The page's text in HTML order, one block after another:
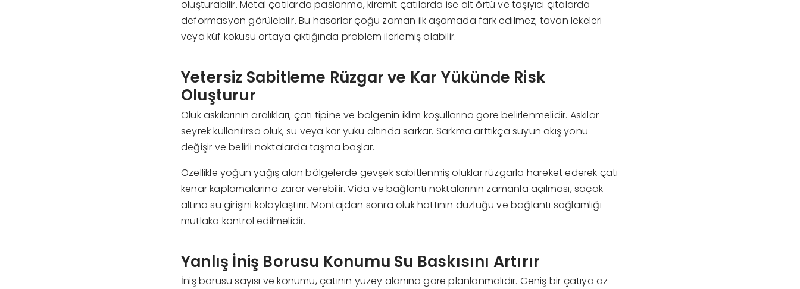
oluşturabilir. Metal çatılarda paslanma, kiremit çatılarda ise alt örtü ve taşıyıcı çıtalarda
deformasyon görülebilir. Bu hasarlar çoğu zaman ilk aşamada fark edilmez; tavan lekeleri
veya küf kokusu ortaya çıktığında problem ilerlemiş olabilir.
Yetersiz Sabitleme Rüzgar ve Kar Yükünde Risk
Oluşturur
Oluk askılarının aralıkları, çatı tipine ve bölgenin iklim koşullarına göre belirlenmelidir. Askılar
seyrek kullanılırsa oluk, su veya kar yükü altında sarkar. Sarkma arttıkça suyun akış yönü
değişir ve belirli noktalarda taşma başlar.
Özellikle yoğun yağış alan bölgelerde gevşek sabitlenmiş oluklar rüzgarla hareket ederek çatı
kenar kaplamalarına zarar verebilir. Vida ve bağlantı noktalarının zamanla açılması, saçak
altına su girişini kolaylaştırır. Montajdan sonra oluk hattının düzlüğü ve bağlantı sağlamlığı
mutlaka kontrol edilmelidir.
Yanlış İniş Borusu Konumu Su Baskısını Artırır
İniş borusu sayısı ve konumu, çatının yüzey alanına göre planlanmalıdır. Geniş bir çatıya az